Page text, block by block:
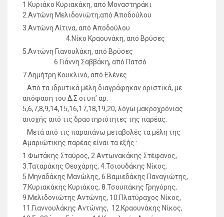
1 Κυριάκο Κυριακάκη, από Μοναστηράκι
2.Αντώνη Μελιδονιώτη,από Αποδούλου
3.Αντώνη Λίτινα, από Αποδούλου
4.Νίκο Κραουνάκη, από Βρύσες
5.Αντώνη Γιανουλάκη, από Βρύσες
6.Γιάννη Σαββάκη, από Πατσό
7.Δημήτρη Κουκλινό, από Ελένες
Από τα ιδρυτικά μέλη διαγράφηκαν οριστικά, με
απόφαση του Δ.Σ οι υπ’ αρ.
5,6,7,8,9,14,15,16,17,18,19,20, λόγω μακροχρόνιας
αποχής από τις δραστηριότητες της παρέας.
Μετά από τις παραπάνω μεταβολές τα μέλη της
Αμαριώτικης παρέας είναι τα εξής :
1.Φωτάκης Σταύρος, 2.Αντωνακάκης Στέφανος,
3.Ταταράκης Θεοχάρης, 4.Τσιουδάκης Νίκος,
5.Μηναδάκης Μανώλης, 6.Βαμιεδάκης Παναγιώτης,
7.Κυριακάκης Κυριάκος, 8.Τσουπάκης Γρηγόρης,
9.Μελιδονιώτης Αντώνης, 10.Πλατύραχος Νίκος,
11.Γιαννουλάκης Αντώνης, 12.Κραουνάκης Νίκος,